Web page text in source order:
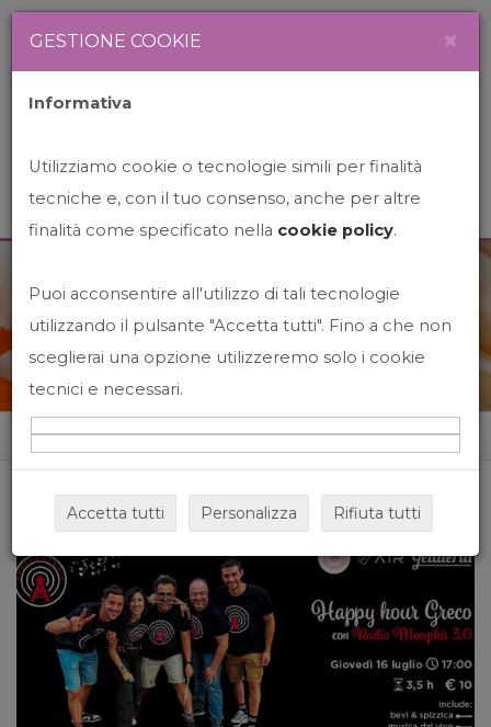
News&Events
Home News&events
GESTIONE COOKIE ×
Informativa
Utilizziamo cookie o tecnologie simili per finalità
tecniche e, con il tuo consenso, anche per altre
finalità come specificato nella cookie policy.
Puoi acconsentire all'utilizzo di tali tecnologie
utilizzando il pulsante "Accetta tutti". Fino a che non
sceglierai una opzione utilizzeremo solo i cookie
tecnici e necessari.
Accetta tutti Personalizza Rifiuta tutti